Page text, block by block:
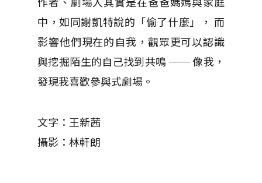
中，如同謝凱特說的「偷了什麼」， 而
影響他們現在的自我，觀眾更可以認識
與挖掘陌生的自己找到共鳴 ── 像我，
發現我喜歡參與式劇場。
文字：王新茜
攝影：林軒朗